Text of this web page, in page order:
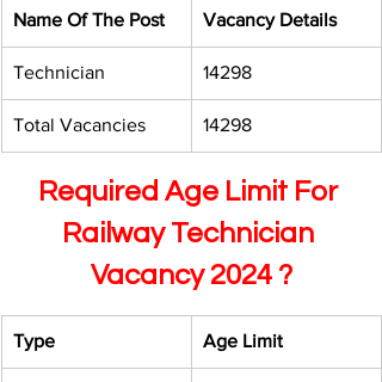
Name Of The Post Vacancy Details
Technician 14298
Total Vacancies 14298
Required Age Limit For
Railway Technician
Vacancy 2024 ?
Type Age Limit